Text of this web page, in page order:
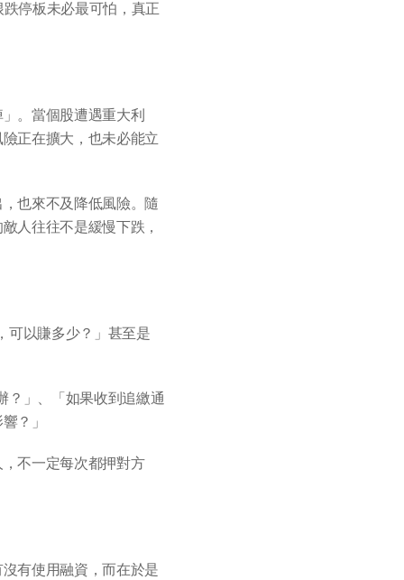
停板未必最可怕，真正
。當個股遭遇重大利
正在擴大，也未必能立
也來不及降低風險。隨
人往往不是緩慢下跌，
可以賺多少？」甚至是
？」、「如果收到追繳通
？」
不一定每次都押對方
有使用融資，而在於是